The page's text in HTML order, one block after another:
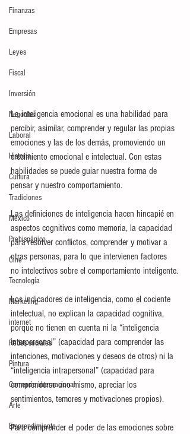
Finanzas
Empresas
Leyes
Fiscal
Inversión
Negocios
Laboral
Historia
Cultura
Tradiciones
México
Prehispánico
Cine
Tecnología
Marketing
internet
Redes sociales
Pintura
Comercio internacional
Arte
Emprendimiento
La inteligencia emocional es una habilidad para
percibir, asimilar, comprender y regular las propias
emociones y las de los demás, promoviendo un
crecimiento emocional e intelectual. Con estas
habilidades se puede guiar nuestra forma de
pensar y nuestro comportamiento.
Las definiciones de inteligencia hacen hincapié en
aspectos cognitivos como memoria, la capacidad
para resolver conflictos, comprender y motivar a
otras personas, para lo que intervienen factores
no intelectivos sobre el comportamiento inteligente.
Los indicadores de inteligencia, como el cociente
intelectual, no explican la capacidad cognitiva,
porque no tienen en cuenta ni la “inteligencia
interpersonal” (capacidad para comprender las
intenciones, motivaciones y deseos de otros) ni la
“inteligencia intrapersonal” (capacidad para
comprenderse uno mismo, apreciar los
sentimientos, temores y motivaciones propios).
Para comprender el poder de las emociones sobre